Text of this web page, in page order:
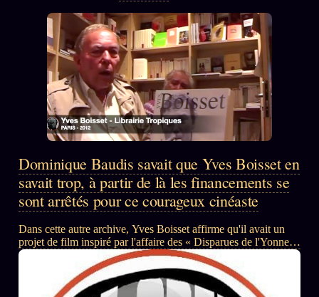
Dominique Baudis savait que Yves Boisset en
savait trop, à partir de là les financements se
sont arrêtés pour ce courageux cinéaste
Dans cette autre archive, Yves Boisset affirme qu'il avait un
projet de film inspiré par l'affaire des « Disparues de l'Yonne »
.